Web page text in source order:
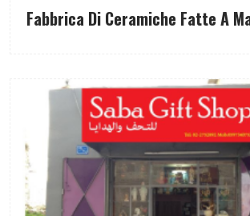
Fabbrica Di Ceramiche Fatte A